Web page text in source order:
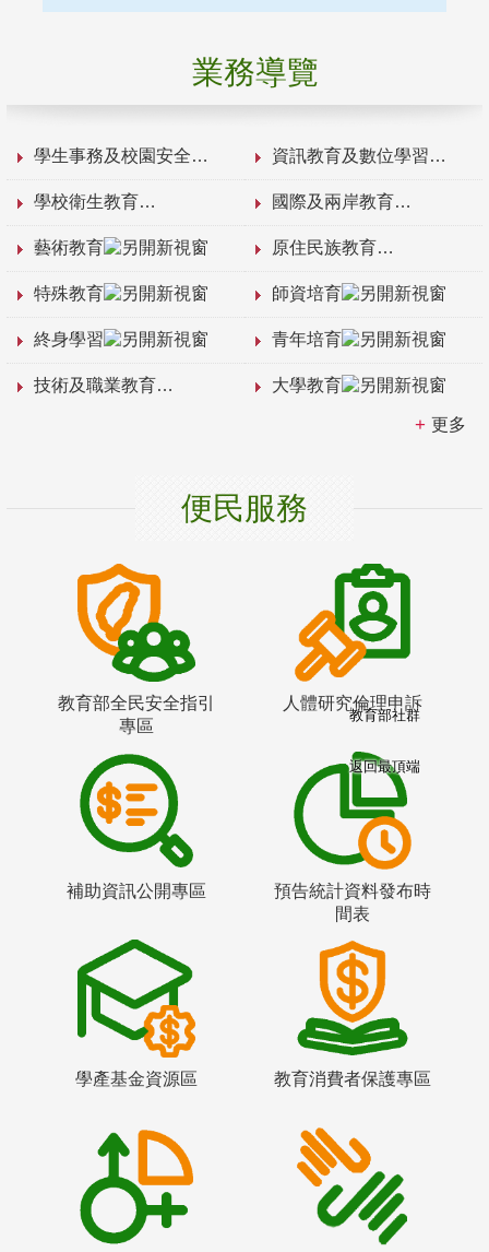
業務導覽
學生事務及校園安全 資訊教育及數位學習
學校衛生教育 國際及兩岸教育
藝術教育 原住民族教育
特殊教育 師資培育
終身學習 青年培育
技術及職業教育 大學教育
更多
便民服務
教育部全民安全指引
專區
人體研究倫理申訴
補助資訊公開專區
預告統計資料發布時
間表
學產基金資源區 教育消費者保護專區
教育部社群
返回最頂端